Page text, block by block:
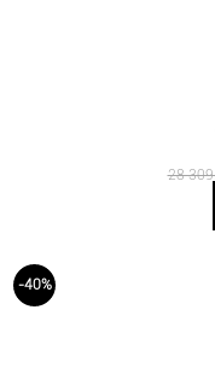
28
-40%